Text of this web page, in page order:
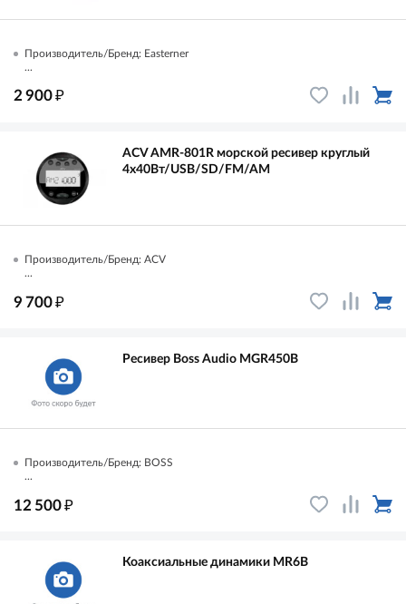
Производитель/Бренд: Easterner
...
2 900₽
ACV AMR-801R морской ресивер круглый
4х40Вт/USB/SD/FM/AM
Производитель/Бренд: ACV
...
9 700₽
Ресивер Boss Audio MGR450B
Производитель/Бренд: BOSS
...
12 500₽
Коаксиальные динамики MR6B